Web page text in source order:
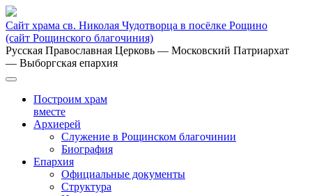
Сайт храма св. Николая Чудотворца в посёлке Рощино
(сайт Рощинского благочиния)
Русская Православная Церковь — Московский Патриархат
— Выборгская епархия
Построим храм
вместе
Архиерей
Служение в Рощинском благочинии
Биография
Епархия
Официальные документы
Структура